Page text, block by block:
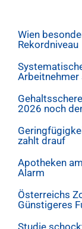
Wien
Rekordniveau
2026 noch
zahlt drauf
Apotheken
Alarm
Österreichs
Günstigeres